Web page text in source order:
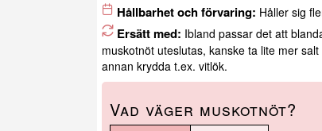
Hållbarhet och förvaring: Håller sig
Ersätt med: Ibland passar det att
muskotnöt uteslutas, kanske ta lite mer
annan krydda t.ex. vitlök.
Vad väger muskotnöt?